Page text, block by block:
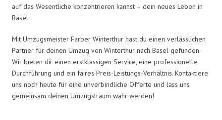
auf das Wesentliche konzentrieren kannst – dein neues Leben in
Basel.
Mit Umzugsmeister Farber Winterthur hast du einen verlässlichen
Partner für deinen Umzug von Winterthur nach Basel gefunden.
Wir bieten dir einen erstklassigen Service, eine professionelle
Durchführung und ein faires Preis-Leistungs-Verhältnis. Kontaktiere
uns noch heute für eine unverbindliche Offerte und lass uns
gemeinsam deinen Umzugstraum wahr werden!